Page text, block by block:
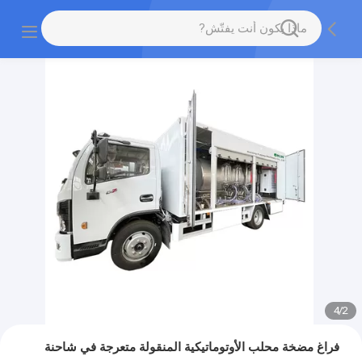
2
/
4
فراغ مضخة محلب الأوتوماتيكية المنقولة متعرجة في شاحنة